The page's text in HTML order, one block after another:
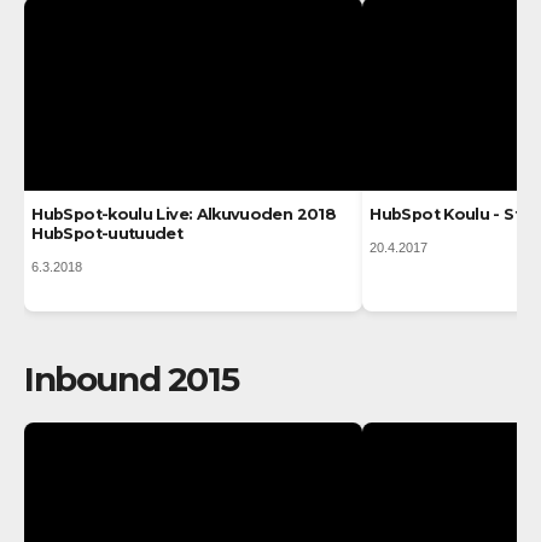
HubSpot-koulu Live: Alkuvuoden 2018
HubSpot-uutuudet
6.3.2018
HubSpot Koulu -
20.4.2017
Inbound 2015